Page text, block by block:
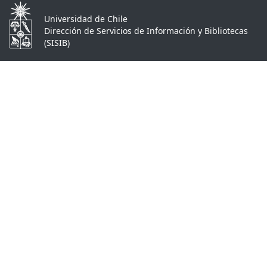
Universidad de Chile
Dirección de Servicios de Información y Bibliotecas
(SISIB)